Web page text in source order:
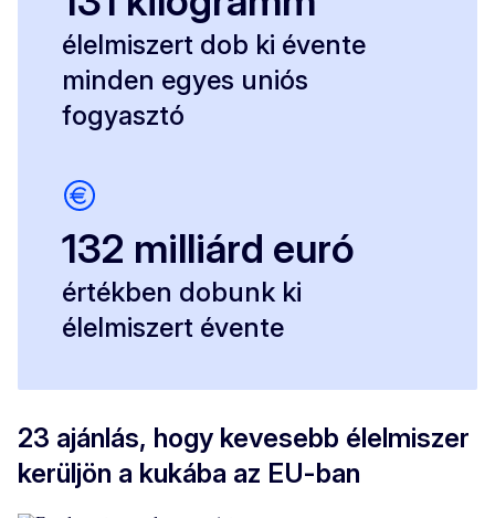
élelmiszert dob ki évente
minden egyes uniós
fogyasztó
132 milliárd euró
értékben dobunk ki
élelmiszert évente
23 ajánlás, hogy kevesebb élelmiszer
kerüljön a kukába az EU-ban